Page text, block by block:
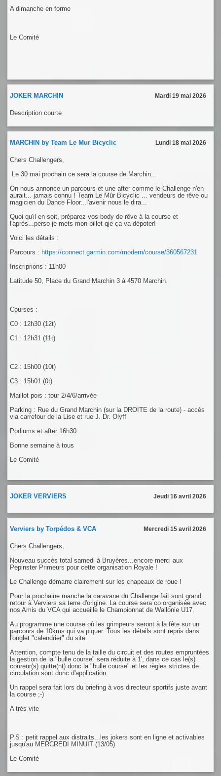
A dimanche en forme
Le Comité
JOKER MARCHIN Mardi 19 mai 2026
Description courte
MARCHIN by Team Le Mur Bicyclic Lundi 18 mai 2026
Chers Challengers,
Le 30 mai prochain ce sera la course de Marchin...
On nous annonce un parcours et une after comme le Challenge n'en
aurait... jamais connu ! Team Le Mûr Bicyclic ... vendeurs de rêve ou
magicien du Dance Floor...l'avenir nous le dira...
Quoi qu'il en soit, préparez vos body de rêve à la course et
l'après...perso je mets mon billet qje ça va dépoter!
Voici les détails :
Parcours : https://connect.garmin.com/modern/course/360567231
Inscriprions : 11h00
Latitude 50, Place du Grand Marchin 3 à 4570 Marchin.
Courses :
C0 : 12h30 (12t)
C1 : 12h31 (11t)
C2 : 15h00 (10t)
C3 : 15h01 (0t)
Maillot pois : tour 2/4/6/arrivée
Parking : Rue du Grand Marchin (sur la DROITE de la route) - accès
via carrefour de la Lise et rue J. Dr. Olyff
Podiums et after 16h30
Bonne semaine à tous
Le Comité
JOKER VERVIERS Jeudi 16 avril 2026
Verviers by Torpédos & VCA Mercredi 15 avril 2026
Chers Challengers,
Nouveau succès total samedi à Bruyères...encore merci aux
Pepinster Primeurs pour cette organisation Royale !
Le Challenge démarre clairement sur les chapeaux de roue !
Pour la prochaine manche la caravane du Challenge fait sont grand
retour à Verviers sa terre d'origine. La course sera co organisée avec
nos Amis du VCA qui accueille le Championnat de Wallonie U17.
Au programme une course où les grimpeurs seront à la fête sur un
parcours de 10kms qui va piquer. Tous les détails sont repris dans
l'onglet "calendrier" du site.
Attention, compte tenu de la taille du circuit et des routes empruntées
la gestion de la "bulle course" sera réduite à 1', dans ce cas le(s)
coureur(s) quitte(nt) donc la "bulle course" et les règles strictes de
circulation sont donc d'application.
Un rappel sera fait lors du briefing à vos directeur sportifs juste avant
la course ;-)
A très vite
P.S : petit rappel aux distraits...les jokers sont en ligne et activables
jusqu'au MERCREDI MINUIT (13/05)
Le Comité